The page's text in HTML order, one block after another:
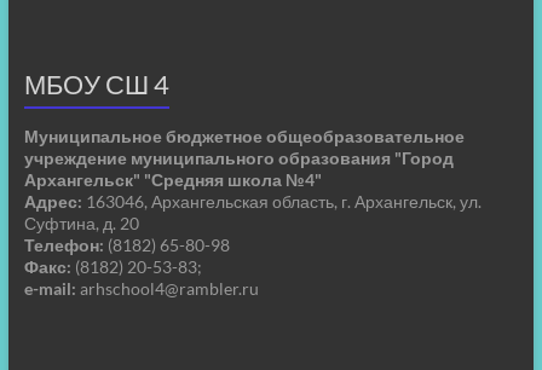
МБОУ СШ 4
Муниципальное бюджетное общеобразовательное
учреждение муниципального образования "Город
Архангельск" "Средняя школа №4"
Адрес: 163046, Архангельская область, г. Архангельск, ул.
Суфтина, д. 20
Телефон: (8182) 65-80-98
Факс: (8182) 20-53-83;
e-mail: arhschool4@rambler.ru